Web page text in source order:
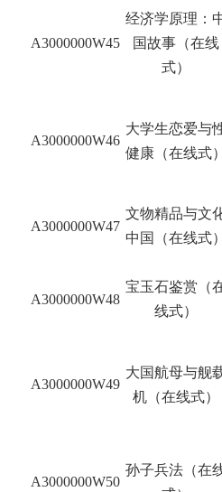
A3000000W45
经济学原理：
国故事（在线
式）
A3000000W46
大学生恋爱与
健康（在线式）
A3000000W47
文物精品与文
中国（在线式）
A3000000W48
宝玉石鉴赏（
线式）
A3000000W49
大国航母与舰
机（在线式）
A3000000W50
孙子兵法（在